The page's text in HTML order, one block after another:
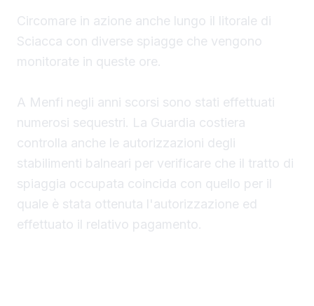
Circomare in azione anche lungo il litorale di
Sciacca con diverse spiagge che vengono
monitorate in queste ore.
A Menfi negli anni scorsi sono stati effettuati
numerosi sequestri. La Guardia costiera
controlla anche le autorizzazioni degli
stabilimenti balneari per verificare che il tratto di
spiaggia occupata coincida con quello per il
quale è stata ottenuta l'autorizzazione ed
effettuato il relativo pagamento.